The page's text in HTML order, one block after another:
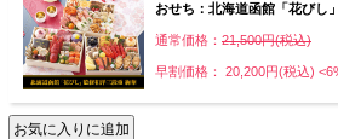
おせち：北海道函館「花びし
通常価格： 21,500円(税込)
早割価格： 20,200円(税込)